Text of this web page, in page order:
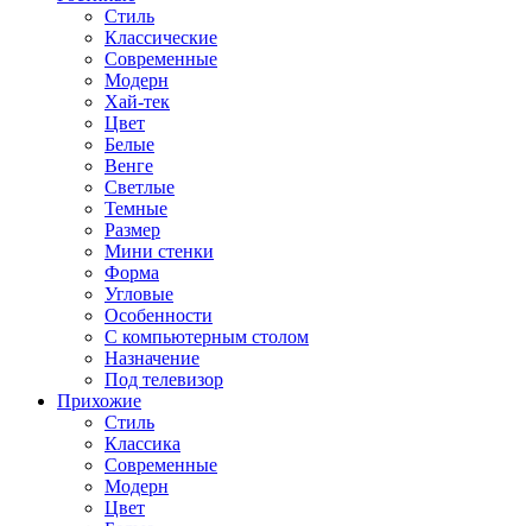
Стиль
Классические
Современные
Модерн
Хай-тек
Цвет
Белые
Венге
Светлые
Темные
Размер
Мини стенки
Форма
Угловые
Особенности
С компьютерным столом
Назначение
Под телевизор
Прихожие
Стиль
Классика
Современные
Модерн
Цвет